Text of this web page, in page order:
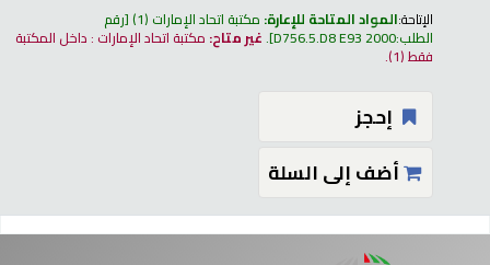
الإتاحة:المواد المتاحة للإعارة: مكتبة اتحاد الإمارات (1) رقم
الطلب:D756.5.D8 E93 2000
.غير متاح: مكتبة اتحاد الإمارات : داخل المكتبة
فقط(1).
إحجز
أضف إلى السلة